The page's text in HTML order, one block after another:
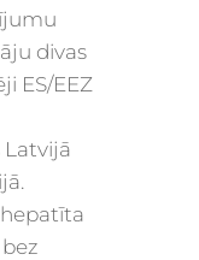
divas
ES/EEZ
Latvijā